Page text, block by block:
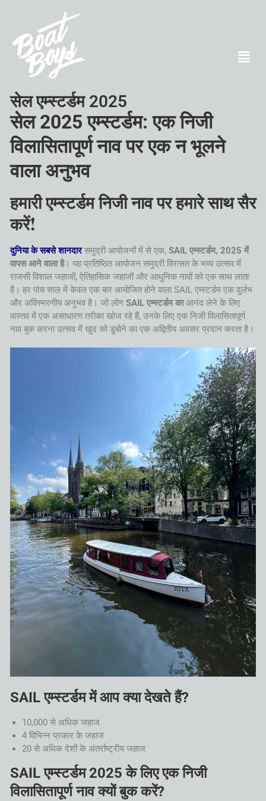
सेल एम्स्टर्डम 2025
सेल 2025 एम्स्टर्डम: एक निजी
विलासितापूर्ण नाव पर एक न भूलने
वाला अनुभव
हमारी एम्स्टर्डम निजी नाव पर हमारे साथ सैर
करें!
दुनिया के सबसे शानदारसमुद्री आयोजनों में से एक, SAIL एम्स्टर्डम, 2025 में
वापस आने वाला है। यह प्रतिष्ठित आयोजन समुद्री विरासत के भव्य उत्सव में
राजसी विशाल जहाजों, ऐतिहासिक जहाजों और आधुनिक नावों को एक साथ लाता
है। हर पांच साल में केवल एक बार आयोजित होने वाला SAIL एम्स्टर्डम एक दुर्लभ
और अविस्मरणीय अनुभव है। जो लोग SAIL एम्स्टर्डम काआनंद लेने के लिए
वास्तव में एक असाधारण तरीका खोज रहे हैं, उनके लिए एक निजी विलासितापूर्ण
नाव बुक करना उत्सव में खुद को डुबोने का एक अद्वितीय अवसर प्रदान करता है।
SAIL एम्स्टर्डम में आप क्या देखते हैं?
10,000 से अधिक जहाज
4 विभिन्न प्रकार के जहाज
20 से अधिक देशों के अंतर्राष्ट्रीय जहाज
SAIL एम्स्टर्डम 2025 के लिए एक निजी
विलासितापूर्ण नाव क्यों बुक करें?